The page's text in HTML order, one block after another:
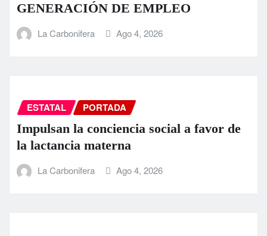
GENERACIÓN DE EMPLEO
La Carbonifera Ago 4, 2026
ESTATAL PORTADA
Impulsan la conciencia social a favor de
la lactancia materna
La Carbonifera Ago 4, 2026